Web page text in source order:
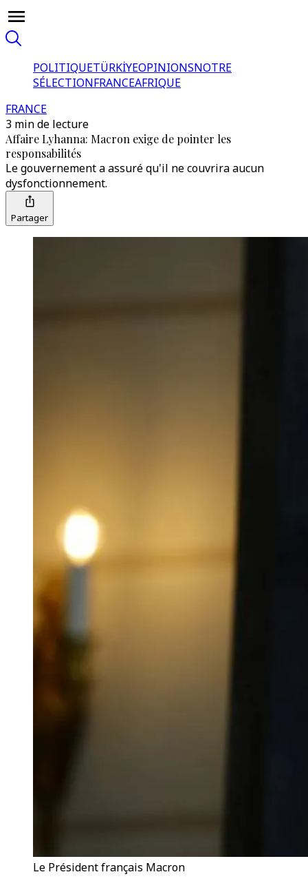
POLITIQUETÜRKİYEOPINIONSNOTRE
SÉLECTIONFRANCEAFRIQUE
FRANCE
3 min de lecture
Affaire Lyhanna: Macron exige de pointer les
responsabilités
Le gouvernement a assuré qu'il ne couvrira aucun
dysfonctionnement.
Partager
Le Président français Macron